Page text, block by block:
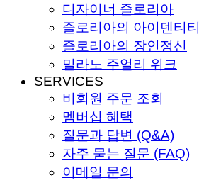
디자이너 즐로리아
즐로리아의 아이덴티티
즐로리아의 장인정신
밀라노 주얼리 위크
SERVICES
비회원 주문 조회
멤버십 혜택
질문과 답변 (Q&A)
자주 묻는 질문 (FAQ)
이메일 문의